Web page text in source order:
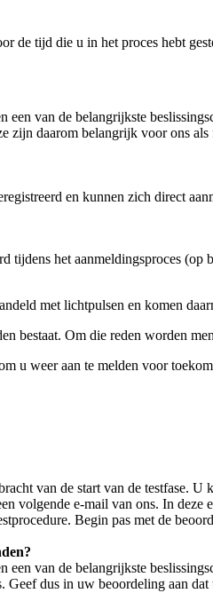
de tijd die u in het proces hebt
van de belangrijkste
daarom belangrijk voor ons
en kunnen zich direct
het aanmeldingsproces
met lichtpulsen en komen
bestaat. Om die reden worden
u weer aan te melden voor
van de start van de testfase. U
volgende e-mail van ons. In
Begin pas met de
van de belangrijkste
dus in uw beoordeling aan